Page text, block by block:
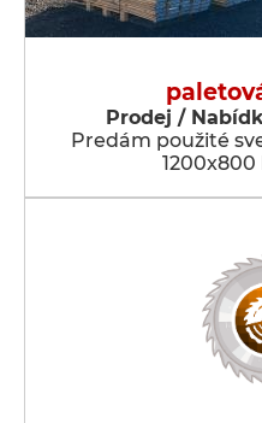
Prodej /
Predám použité